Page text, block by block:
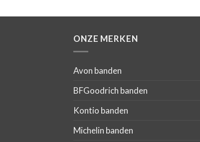
ONZE MERKEN
Avon banden
BFGoodrich banden
Kontio banden
Michelin banden